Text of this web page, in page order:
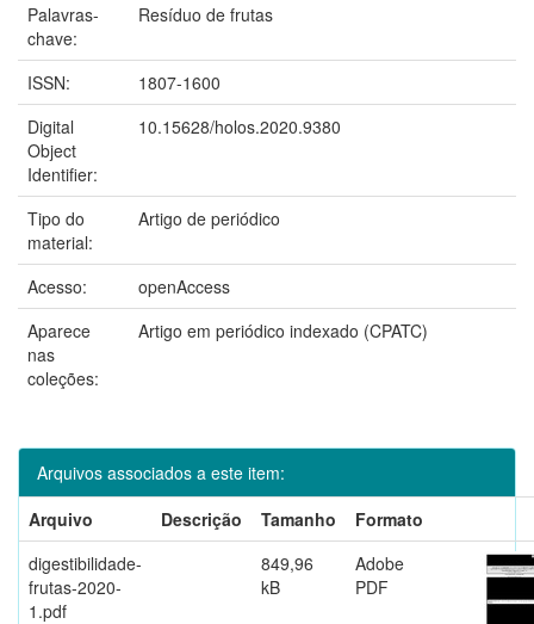
Palavras-
chave:
Resíduo de frutas
ISSN:
1807-1600
Digital
Object
Identifier:
10.15628/holos.2020.9380
Tipo do
material:
Artigo de periódico
Acesso:
openAccess
Aparece
nas
coleções:
Artigo em periódico indexado (CPATC)
Arquivos associados a este item:
Arquivo
Descrição Tamanho
Formato
digestibilidade-
frutas-2020-
1.pdf
849,96
kB
Adobe
PDF